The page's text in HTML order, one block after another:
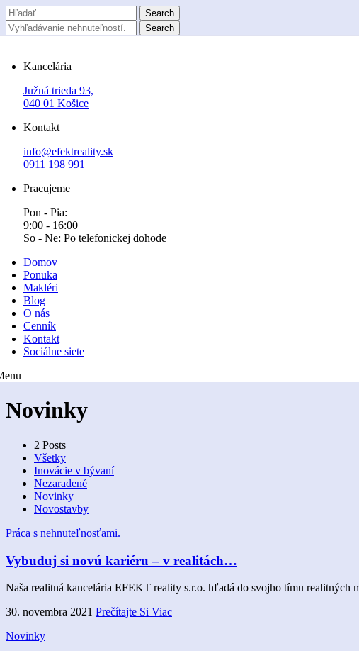
Kancelária
Južná trieda 93,
040 01 Košice
Kontakt
info@efektreality.sk
0911 198 991
Pracujeme
Pon - Pia:
9:00 - 16:00
So - Ne: Po telefonickej dohode
Domov
Ponuka
Makléri
Blog
O nás
Cenník
Kontakt
Sociálne siete
Novinky
2 Posts
Všetky
Inovácie v bývaní
Nezaradené
Novinky
Novostavby
Práca s nehnuteľnosťami.
Vybuduj si novú kariéru – v realitách…
Naša realitná kancelária EFEKT reality s.r.o. hľadá do svojho tímu
30. novembra 2021 Prečítajte Si Viac
Novinky